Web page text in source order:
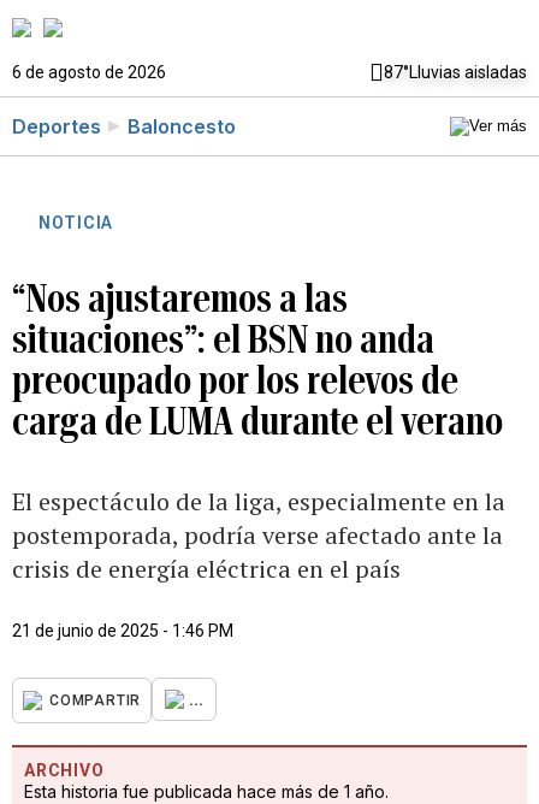
6 de agosto de 2026 87°Lluvias aisladas
Deportes Baloncesto
NOTICIA
“Nos ajustaremos a las
situaciones”: el BSN no anda
preocupado por los relevos de
carga de LUMA durante el verano
El espectáculo de la liga, especialmente en la
postemporada, podría verse afectado ante la
crisis de energía eléctrica en el país
21 de junio de 2025 - 1:46 PM
COMPARTIR ...
ARCHIVO
Esta historia fue publicada hace más de 1 año.